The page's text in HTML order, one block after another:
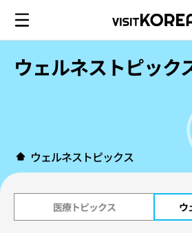
ウェルネストピック
ウェルネストピックス
医療トピックス ウ